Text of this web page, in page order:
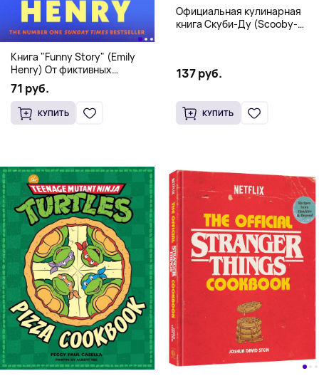
Книга "Funny Story" (Emily
Henry) От фиктивных
свиданий к реальной любви
71 руб.
КУПИТЬ
Официальная кулинарная
книга Скуби-Ду (Scooby-
137 руб.
КУПИТЬ